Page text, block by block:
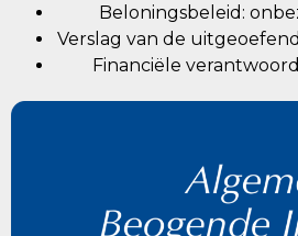
Beloningsbeleid:
Verslag van de
Financiële